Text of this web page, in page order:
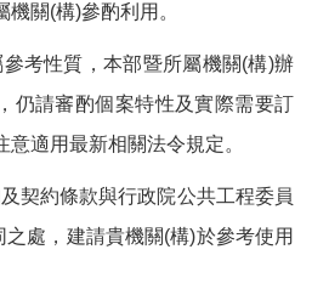
關(構)參酌利用。
考性質，本部暨所屬機關(構)辦
仍請審酌個案特性及實際需要訂
意適用最新相關法令規定。
契約條款與行政院公共工程委員
處，建請貴機關(構)於參考使用